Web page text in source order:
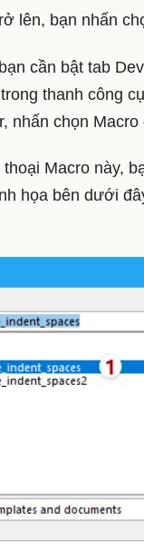
lên, bạn nhấn
cần bật tab
thanh công
nhấn chọn
Macro này,
họa bên dưới